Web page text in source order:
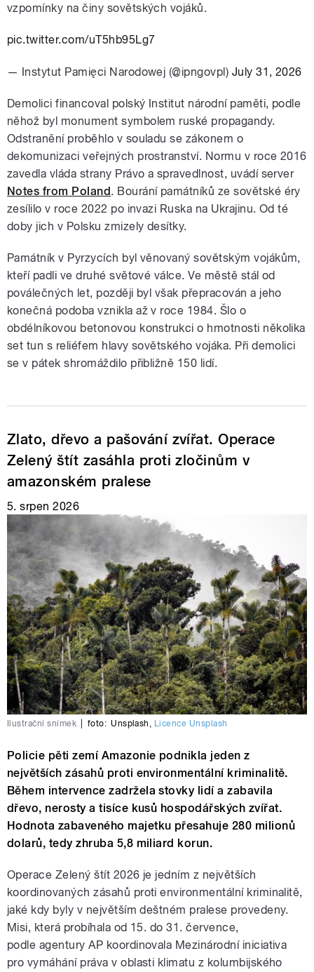
vzpomínky na činy sovětských vojáků.
pic.twitter.com/uT5hb95Lg7
— Instytut Pamięci Narodowej (@ipngovpl) July 31, 2026
Demolici financoval polský Institut národní paměti, podle
něhož byl monument symbolem ruské propagandy.
Odstranění proběhlo v souladu se zákonem o
dekomunizaci veřejných prostranství. Normu v roce 2016
zavedla vláda strany Právo a spravedlnost, uvádí server
Notes from Poland. Bourání památníků ze sovětské éry
zesílilo v roce 2022 po invazi Ruska na Ukrajinu. Od té
doby jich v Polsku zmizely desítky.
Památník v Pyrzycích byl věnovaný sovětským vojákům,
kteří padli ve druhé světové válce. Ve městě stál od
poválečných let, později byl však přepracován a jeho
konečná podoba vznikla až v roce 1984. Šlo o
obdélníkovou betonovou konstrukci o hmotnosti několika
set tun s reliéfem hlavy sovětského vojáka. Při demolici
se v pátek shromáždilo přibližně 150 lidí.
Zlato, dřevo a pašování zvířat. Operace
Zelený štít zasáhla proti zločinům v
amazonském pralese
5. srpen 2026
Ilustrační snímek foto: Unsplash , Licence Unsplash
Policie pěti zemí Amazonie podnikla jeden z
největších zásahů proti environmentální kriminalitě.
Během intervence zadržela stovky lidí a zabavila
dřevo, nerosty a tisíce kusů hospodářských zvířat.
Hodnota zabaveného majetku přesahuje 280 milionů
dolarů, tedy zhruba 5,8 miliard korun.
Operace Zelený štít 2026 je jedním z největších
koordinovaných zásahů proti environmentální kriminalitě,
jaké kdy byly v největším deštném pralese provedeny.
Misi, která probíhala od 15. do 31. července,
podle agentury AP koordinovala Mezinárodní iniciativa
pro vymáhání práva v oblasti klimatu z kolumbijského